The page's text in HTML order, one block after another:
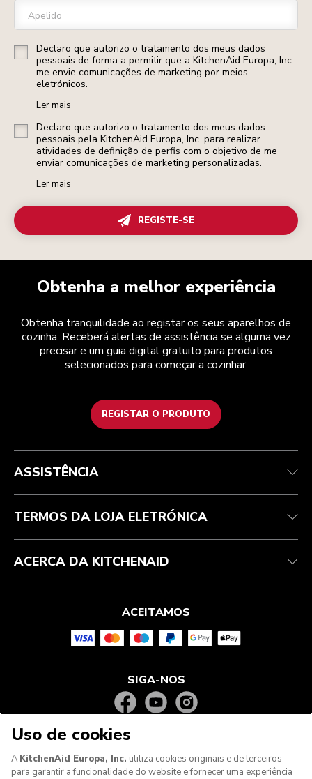
Apelido
Declaro que autorizo o tratamento dos meus dados
pessoais de forma a permitir que a KitchenAid Europa, Inc.
me envie comunicações de marketing por meios
eletrónicos.
Ler mais
Declaro que autorizo o tratamento dos meus dados
pessoais pela KitchenAid Europa, Inc. para realizar
atividades de definição de perfis com o objetivo de me
enviar comunicações de marketing personalizadas.
Ler mais
REGISTE-SE
Obtenha a melhor experiência
Obtenha tranquilidade ao registar os seus aparelhos de
cozinha. Receberá alertas de assistência se alguma vez
precisar e um guia digital gratuito para produtos
selecionados para começar a cozinhar.
REGISTAR O PRODUTO
Health Check
Atendimento ao cliente
Acompanhar a sua encomenda
Garantia e documentos
Perguntas frequentes
Termos e condições
Envio e entrega
Devoluções e reembolsos
Marca
ODR
A marca
A nossa história
ASSISTÊNCIA
TERMOS DA LOJA ELETRÓNICA
ACERCA DA KITCHENAID
ACEITAMOS
SIGA-NOS
Uso de cookies
A KitchenAid Europa, Inc. utiliza cookies originais e de terceiros
para garantir a funcionalidade do website e fornecer uma experiência